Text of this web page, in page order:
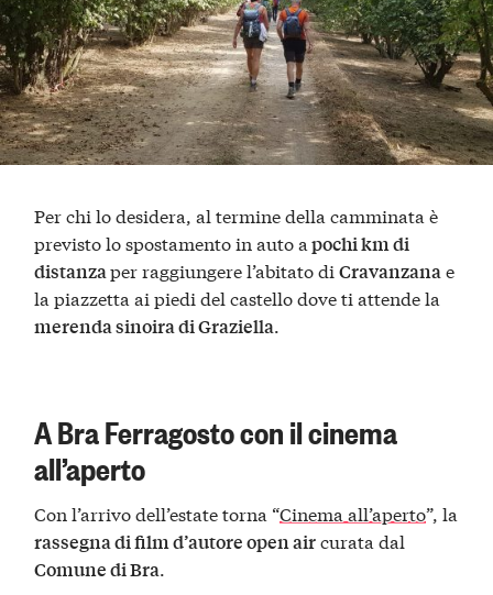
Per chi lo desidera, al termine della camminata è
previsto lo spostamento in auto a pochi km di
distanzaper raggiungere l’abitato diCravanzanae
la piazzetta ai piedi del castello dove ti attende la
merenda sinoira di Graziella.
A Bra Ferragosto con il cinema
all’aperto
Con l’arrivo dell’estate torna “Cinema all’aperto”, la
rassegna di film d’autore open aircurata dal
Comune di Bra.